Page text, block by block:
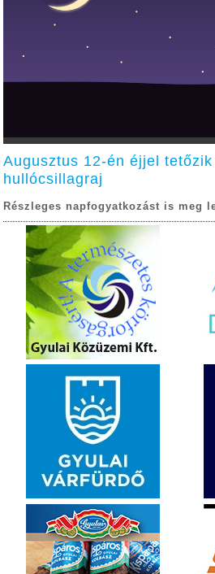
Augusztus 12-én éjjel
hullócsillagraj
Részleges napfogyatkozást is meg